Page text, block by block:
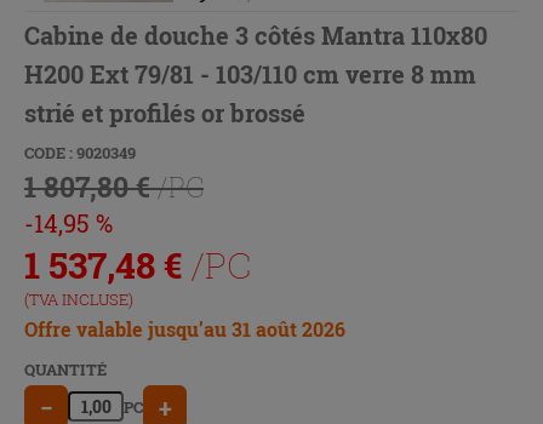
Cabine de douche 3 côtés Mantra 110x80
H200 Ext 79/81 - 103/110 cm verre 8 mm
strié et profilés or brossé
CODE : 9020349
1 807,80 €/PC
-14,95 %
1 537,48 € /PC
(TVA INCLUSE)
Offre valable jusqu’au 31 août 2026
QUANTITÉ
− PC +